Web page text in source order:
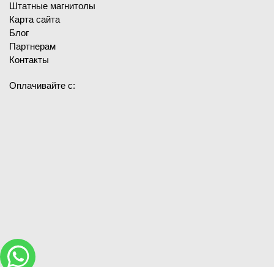
Штатные магнитолы
Карта сайта
Блог
Партнерам
Контакты
Оплачивайте с: